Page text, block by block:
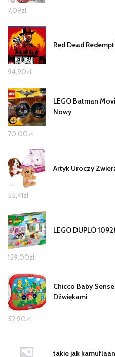
7,09zł
Red Dead
94,90zł
LEGO Batman
Nowy
70,00zł
Artyk Uroczy
55,41zł
LEGO DUPLO
159,00zł
Chicco Baby
Dźwiękami
52,90zł
takie jak